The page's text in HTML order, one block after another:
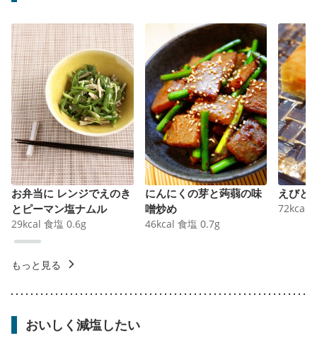
お弁当に レンジでえのき
とピーマン塩ナムル
29kcal 食塩 0.6g
にんにくの芽と蒟蒻の味
噌炒め
46kcal 食塩 0.7g
えびと
72kcal
もっと見る
おいしく減塩したい